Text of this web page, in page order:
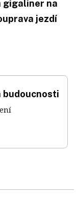
gigaliner na
jezdí
budoucnosti